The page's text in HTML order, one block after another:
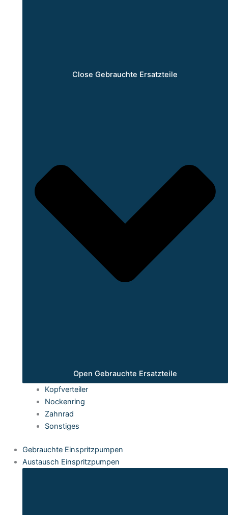
Close Gebrauchte Ersatzteile
Open Gebrauchte Ersatzteile
Kopfverteiler
Nockenring
Zahnrad
Sonstiges
Gebrauchte Einspritzpumpen
Austausch Einspritzpumpen